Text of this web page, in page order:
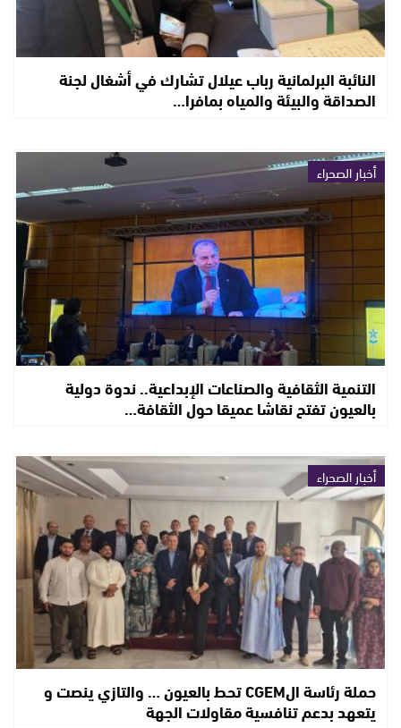
النائبة البرلمانية رباب عيلال تشارك في أشغال لجنة
الصداقة والبيئة والمياه بمافرا…
أخبار الصحراء
التنمية الثقافية والصناعات الإبداعية.. ندوة دولية
بالعيون تفتح نقاشا عميقا حول الثقافة…
أخبار الصحراء
حملة رئاسة الCGEM تحط بالعيون … والتازي ينصت و
يتعهد بدعم تنافسية مقاولات الجهة